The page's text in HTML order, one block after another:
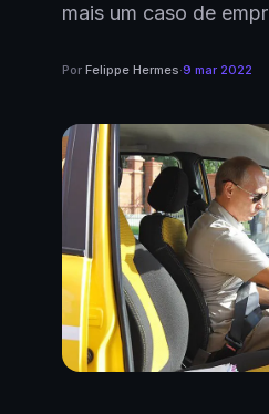
mais um caso de
Por Felippe Hermes·9 mar 2022